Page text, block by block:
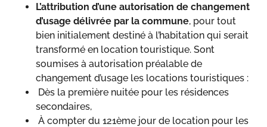
L’attribution d’une autorisation de changement
d’usage délivrée par la commune, pour tout
bien initialement destiné à l’habitation qui serait
transformé en location touristique. Sont
soumises à autorisation préalable de
changement d’usage les locations touristiques :
Dès la première nuitée pour les résidences
secondaires,
À compter du 121ème jour de location pour les